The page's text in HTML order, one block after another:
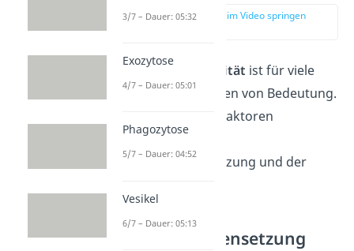
zur Stelle im Video springen
DieMembranfluidität ist für viele
Membranfunktionen von Bedeutung.
Faktoren
beeinflusst: der
Lipidzusammensetzung und der
Lipidzusammensetzung
3/7 – Dauer: 05:32
Exozytose
4/7 – Dauer: 05:01
Phagozytose
5/7 – Dauer: 04:52
Vesikel
6/7 – Dauer: 05:13